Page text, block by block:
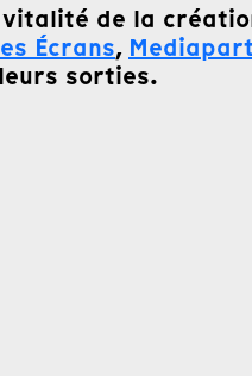
vitalité de la
Écrans,
sorties.